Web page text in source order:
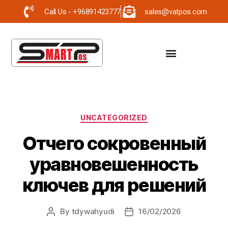
Call Us - +96891423777 sales@vatpos.com
UNCATEGORIZED
Отчего сокровенный
уравновешенность
ключев для решений
By tdywahyudi 16/02/2026